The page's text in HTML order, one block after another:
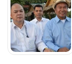
ผู้สื่อข่าวรายงานว่า
ใคร่ครวญ หรือครู
ส่วนตัว ได้เปิดเผ